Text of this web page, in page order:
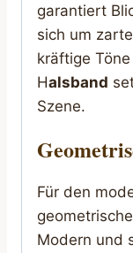
garantiert
sich um
kräftige
Halsband
Szene.
Für den
Modern und